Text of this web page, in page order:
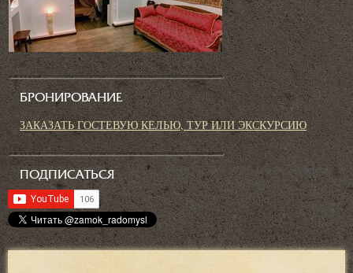
БРОНИРОВАНИЕ
ЗАКАЗАТЬ ГОСТЕВУЮ КЕЛЬЮ, ТУР ИЛИ ЭКСКУРСИЮ
ПОДПИСАТЬСЯ